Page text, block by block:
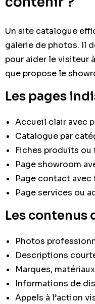
Un site catalogue
galerie de photos. Il
pour aider le visiteur
que propose le
Les pages
Accueil clair avec
Catalogue par
Fiches produits
Page showroom
Page contact
Page services ou
Les contenus
Photos
Descriptions
Marques,
Informations de
Appels à l’action